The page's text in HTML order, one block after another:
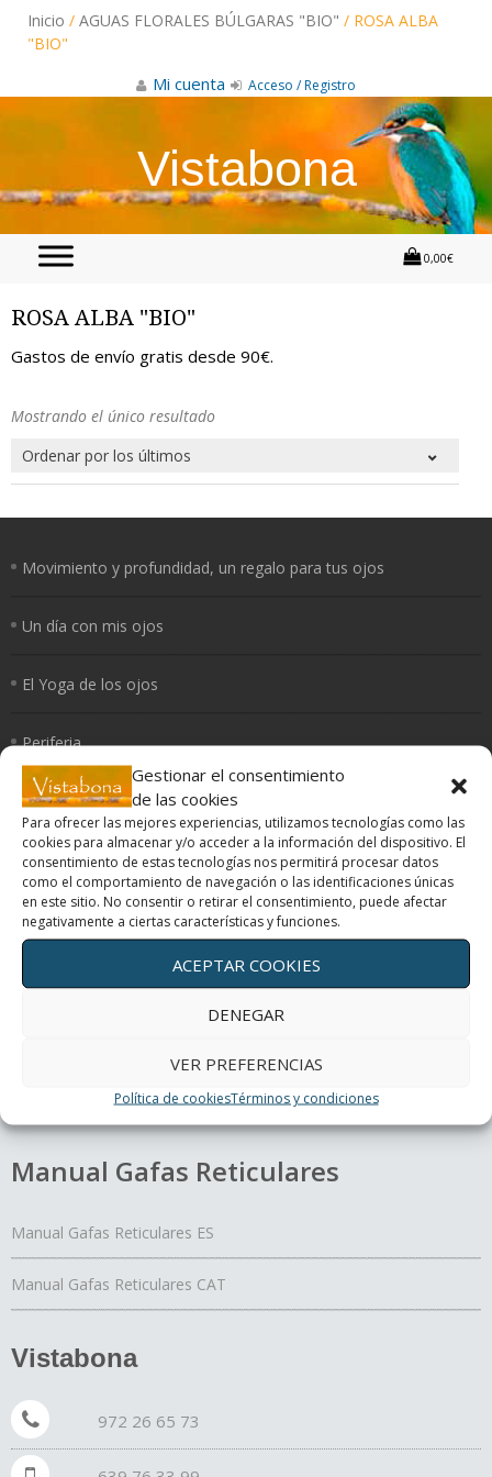
Gestionar el consentimiento
de las cookies
Para ofrecer las mejores experiencias, utilizamos tecnologías como las
cookies para almacenar y/o acceder a la información del dispositivo. El
consentimiento de estas tecnologías nos permitirá procesar datos
como el comportamiento de navegación o las identificaciones únicas
en este sitio. No consentir o retirar el consentimiento, puede afectar
negativamente a ciertas características y funciones.
ACEPTAR COOKIES
DENEGAR
VER PREFERENCIAS
Política de cookiesTérminos y condiciones
content
Inicio / AGUAS FLORALES BÚLGARAS "BIO" / ROSA ALBA
"BIO"
Mi cuenta Acceso / Registro
Vistabona
0,00€
ROSA ALBA "BIO"
Gastos de envío gratis desde 90€.
Mostrando el único resultado
Movimiento y profundidad, un regalo para tus ojos
Un día con mis ojos
El Yoga de los ojos
Periferia
¿Cómo curan los colores?
Terapias oculares
Movimiento y profundidad, un regalo para tus ojos
¿Cómo curan los colores?
Manual Gafas Reticulares
Manual Gafas Reticulares ES
Manual Gafas Reticulares CAT
Vistabona
972 26 65 73